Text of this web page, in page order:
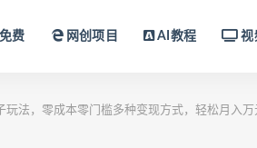
免费 网创项目 AI教程 视
玩法，零成本零门槛多种变现方式，轻松月入